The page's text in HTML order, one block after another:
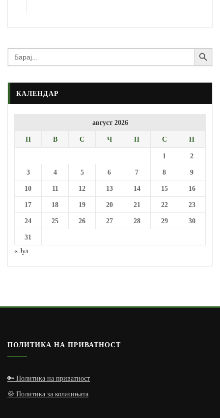
Search
for:
Search Button
КАЛЕНДАР
август 2026
П В С Ч П С Н
1 2
3 4 5 6 7 8 9
10 11 12 13 14 15 16
17 18 19 20 21 22 23
24 25 26 27 28 29 30
31
« Јул
ПОЛИТИКА НА ПРИВАТНОСТ
🔑 Политика на приватност
🍪 Политика за колачињата